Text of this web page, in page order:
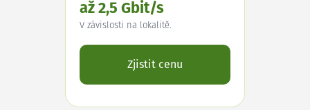
až 2,5 Gbit/s
V závislosti na lokalitě.
Zjistit cenu